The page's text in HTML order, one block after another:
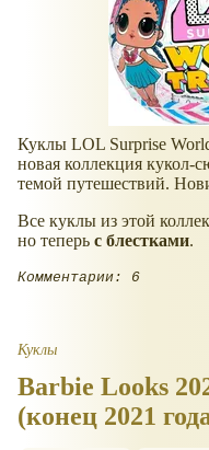
Куклы LOL Surprise
новая коллекция кукол-
темой путешествий.
Все куклы из этой
но теперь с блестками.
Комментарии: 6
Куклы
Barbie Looks
(конец 2021